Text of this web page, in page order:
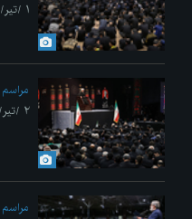
۱ /تیر/ ۱۴۰۵
مراسم
۲ /تیر/ ۱۴۰۵
مراسم